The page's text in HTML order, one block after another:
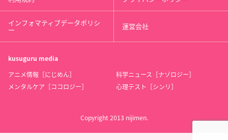
インフォマティブデータポリシ
ー 運営会社
kusuguru media
アニメ情報［にじめん］
科学ニュース［ナゾロジー］
メンタルケア［ココロジー］
心理テスト［シンリ］
Copyright 2013 nijimen.